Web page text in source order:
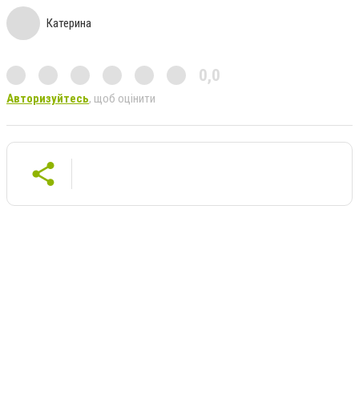
Катерина
0,0
Авторизуйтесь, щоб оцінити